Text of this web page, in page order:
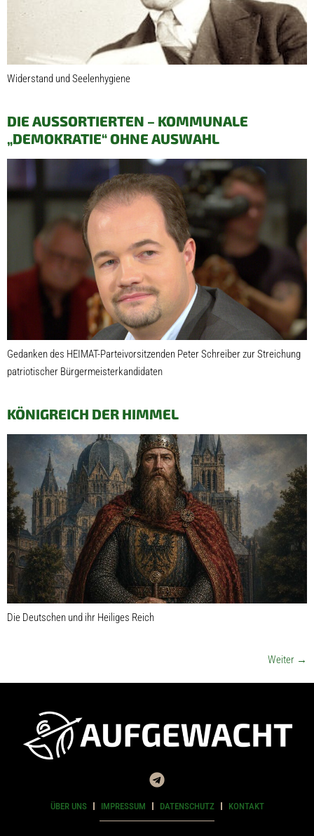
Widerstand und Seelenhygiene
DIE AUSSORTIERTEN – KOMMUNALE
„DEMOKRATIE“ OHNE AUSWAHL
Gedanken des HEIMAT-Parteivorsitzenden Peter Schreiber zur Streichung
patriotischer Bürgermeisterkandidaten
KÖNIGREICH DER HIMMEL
Die Deutschen und ihr Heiliges Reich
Weiter →
ÜBER UNS IMPRESSUM DATENSCHUTZ KONTAKT